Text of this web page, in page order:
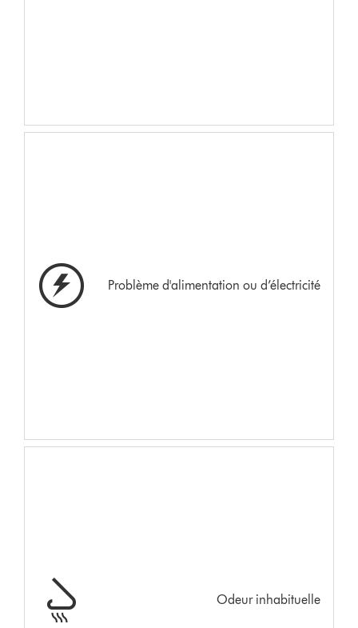
Problème d'alimentation ou d’électricité
Odeur inhabituelle